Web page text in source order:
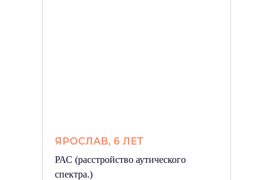
ЯРОСЛАВ, 6 ЛЕТ
РАС (расстройство аутического
спектра.)